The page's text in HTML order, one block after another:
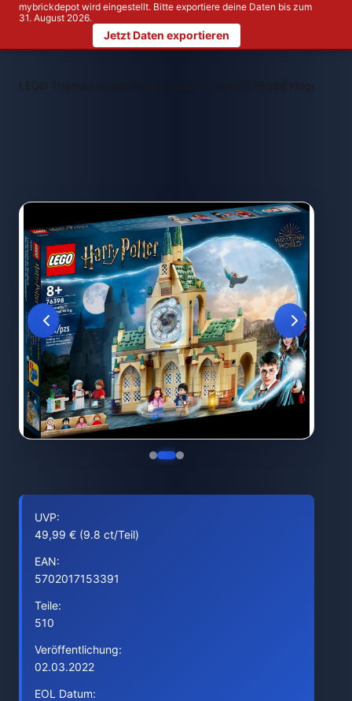
mybrickdepot wird eingestellt. Bitte exportiere deine Daten bis zum
31. August 2026.
Jetzt Daten exportieren
LEGO Themen > LEGO 76398 Hogwarts
UVP:
49,99 € (9.8 ct/Teil)
EAN:
5702017153391
Teile:
510
Veröffentlichung:
02.03.2022
EOL Datum: